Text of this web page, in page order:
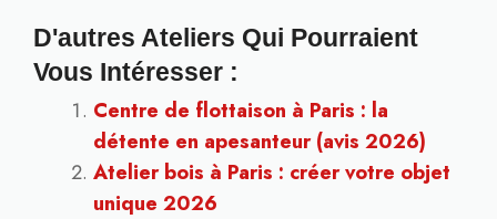
D'autres Ateliers Qui Pourraient
Vous Intéresser :
Centre de flottaison à Paris : la
détente en apesanteur (avis 2026)
Atelier bois à Paris : créer votre objet
unique 2026